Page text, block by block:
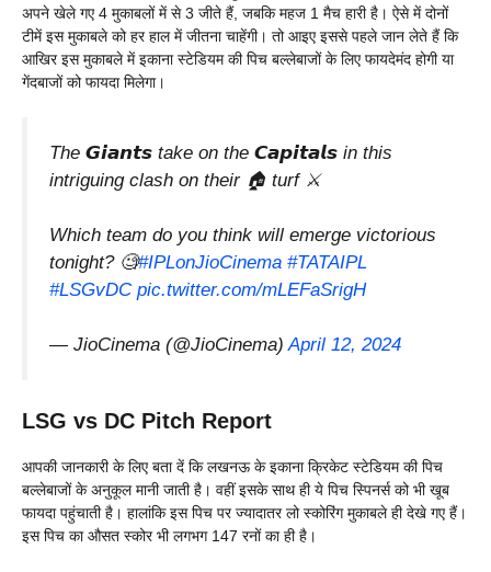
अपने खेले गए 4 मुकाबलों में से 3 जीते हैं, जबकि महज 1 मैच हारी है। ऐसे में दोनों
टीमें इस मुकाबले को हर हाल में जीतना चाहेंगी। तो आइए इससे पहले जान लेते हैं कि
आखिर इस मुकाबले में इकाना स्टेडियम की पिच बल्लेबाजों के लिए फायदेमंद होगी या
गेंदबाजों को फायदा मिलेगा।
The 𝙂𝙞𝙖𝙣𝙩𝙨 take on the 𝘾𝙖𝙥𝙞𝙩𝙖𝙡𝙨 in this
intriguing clash on their 🏠 turf ⚔
Which team do you think will emerge victorious
tonight? 🧐#IPLonJioCinema #TATAIPL
#LSGvDC pic.twitter.com/mLEFaSrigH
— JioCinema (@JioCinema)April 12, 2024
LSG vs DC Pitch Report
आपकी जानकारी के लिए बता दें कि लखनऊ के इकाना क्रिकेट स्टेडियम की पिच
बल्लेबाजों के अनुकूल मानी जाती है। वहीं इसके साथ ही ये पिच स्पिनर्स को भी खूब
फायदा पहुंचाती है। हालांकि इस पिच पर ज्यादातर लो स्कोरिंग मुकाबले ही देखे गए हैं।
इस पिच का औसत स्कोर भी लगभग 147 रनों का ही है।